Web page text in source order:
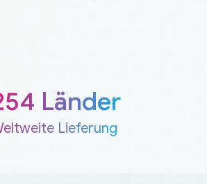
Länder
Lieferung